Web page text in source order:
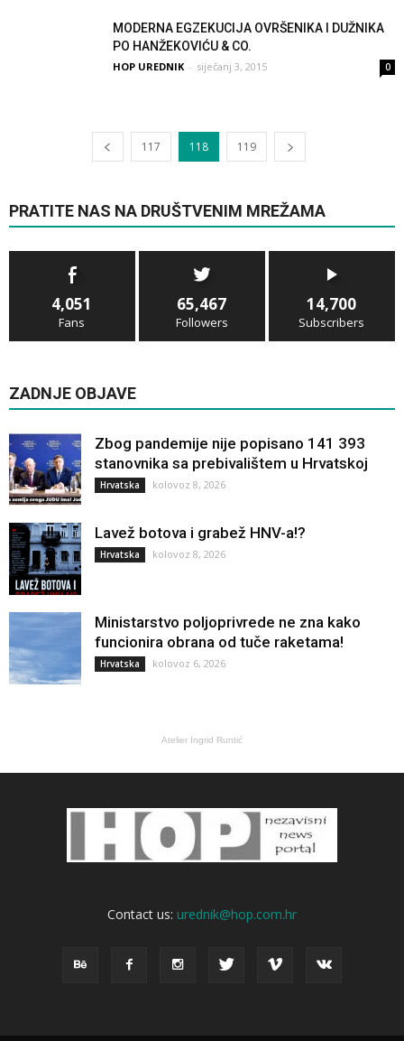
MODERNA EGZEKUCIJA OVRŠENIKA I DUŽNIKA
PO HANŽEKOVIĆU & CO.
HOP UREDNIK - siječanj 3, 2015 0
117 118 119
PRATITE NAS NA DRUŠTVENIM MREŽAMA
4,051
Fans
65,467
Followers
14,700
Subscribers
ZADNJE OBJAVE
Zbog pandemije nije popisano 141 393
stanovnika sa prebivalištem u Hrvatskoj
Hrvatska kolovoz 8, 2026
Lavež botova i grabež HNV-a!?
Hrvatska kolovoz 8, 2026
Ministarstvo poljoprivrede ne zna kako
funcionira obrana od tuče raketama!
Hrvatska kolovoz 6, 2026
Atelier Ingrid Runtić
Contact us: urednik@hop.com.hr